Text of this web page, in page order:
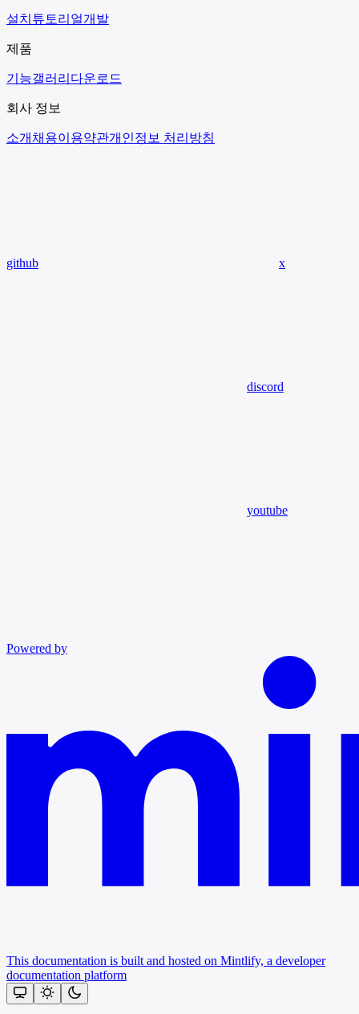
설치 튜토리얼개발
제품
기능갤러리 다운로드
회사 정보
소개 채용이용약관개인정보 처리방침
github x
discord
youtube
Powered by
This documentation is built and hosted on Mintlify, a developer
documentation platform